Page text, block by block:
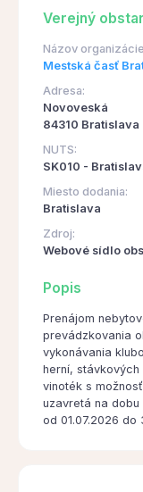
Verejný
Názov
Mestská časť
Adresa:
Novoveská
84310 Bratislava
NUTS:
SK010 -
Miesto dodania:
Bratislava
Zdroj:
Webové sídlo
Popis
Prenájom
prevádzkovania
vykonávania
herní,
vinoték s
uzavretá na dobu
od 01.07.2026 do